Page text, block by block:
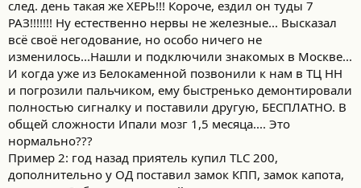
след. день такая же ХЕРЬ!!! Короче, ездил он туды 7
РАЗ!!!!!!! Ну естественно нервы не железные... Высказал
всё своё негодование, но особо ничего не
изменилось...Нашли и подключили знакомых в Москве...
И когда уже из Белокаменной позвонили к нам в ТЦ НН
и погрозили пальчиком, ему быстренько демонтировали
полностью сигналку и поставили другую, БЕСПЛАТНО. В
общей сложности Ипали мозг 1,5 месяца.... Это
нормально???
Пример 2: год назад приятель купил TLC 200,
дополнительно у ОД поставил замок КПП, замок капота,